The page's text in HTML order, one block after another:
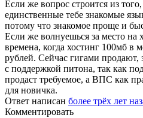
Если же вопрос строится из
единственные тебе знакомые
потому что знакомое проще и
Если же волнуешься за место на
времена, когда хостинг 100мб в
рублей. Сейчас гигами продают,
с поддержкой питона, так как
продаст требуемое, а ВПС как
для новичка.
Ответ написан более трёх лет
Комментировать